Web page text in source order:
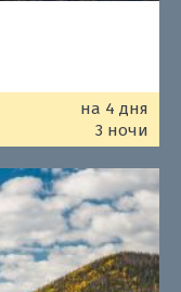
на 4 дня
3 ночи